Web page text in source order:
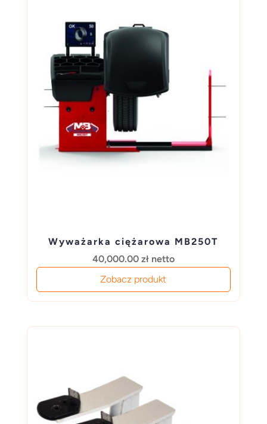
Wyważarka ciężarowa MB250T
40,000.00 zł netto
Zobacz produkt